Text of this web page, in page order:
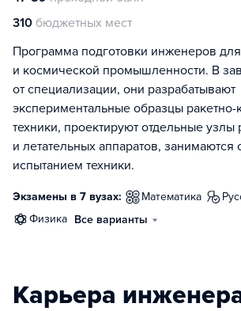
310 бюджетных мест
Программа подготовки инженеров
и космической промышленности. В
от специализации, они разрабатывают
экспериментальные образцы ракетно-
техники, проектируют отдельные узлы
и летательных аппаратов,
испытанием техники.
Экзамены в 7 вузах: математика
физика Все варианты
Карьера